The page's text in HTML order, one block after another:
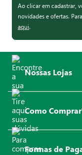
Ao clicar em cadastrar,
novidades e ofertas.
aqui.
Nossas Lojas
Como
Formas de